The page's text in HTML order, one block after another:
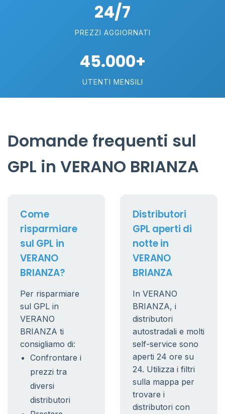
24/7
PREZZI AGGIORNATI
45.000+
UTENTI MENSILI
Domande frequenti sul
GPL in VERANO BRIANZA
Come
risparmiare
sul GPL in
VERANO
BRIANZA?
Per risparmiare
sul GPL in
VERANO
BRIANZA ti
consigliamo di:
Confrontare i
prezzi tra
diversi
distributori
Distributori
GPL aperti di
notte in
VERANO
BRIANZA
In VERANO
BRIANZA, i
distributori
autostradali e molti
self-service sono
aperti 24 ore su
24. Utilizza i filtri
sulla mappa per
trovare i
distributori con